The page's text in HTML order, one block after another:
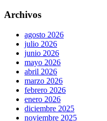
Archivos
agosto 2026
julio 2026
junio 2026
mayo 2026
abril 2026
marzo 2026
febrero 2026
enero 2026
diciembre 2025
noviembre 2025